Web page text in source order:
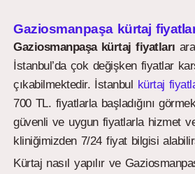
Gaziosmanpaşa kürtaj
Gaziosmanpaşa kürtaj fiyatları
İstanbul’da çok değişken fiyatlar
çıkabilmektedir. İstanbul kürtaj
700 TL. fiyatlarla başladığını
güvenli ve uygun fiyatlarla hizmet
kliniğimizden 7/24 fiyat bilgisi
Kürtaj nasıl yapılır ve